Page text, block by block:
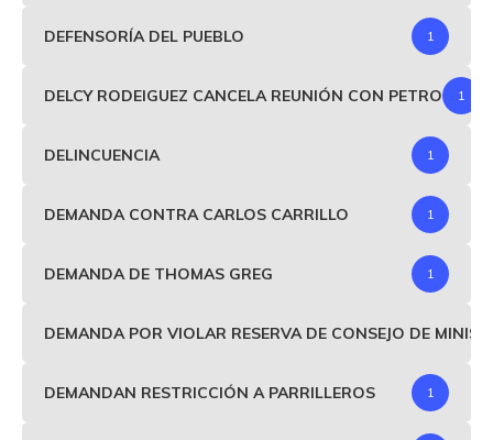
DEFENSORÍA DEL PUEBLO 1
DELCY RODEIGUEZ CANCELA REUNIÓN CON PETRO 1
DELINCUENCIA 1
DEMANDA CONTRA CARLOS CARRILLO 1
DEMANDA DE THOMAS GREG 1
DEMANDA POR VIOLAR RESERVA DE CONSEJO DE
DEMANDAN RESTRICCIÓN A PARRILLEROS 1